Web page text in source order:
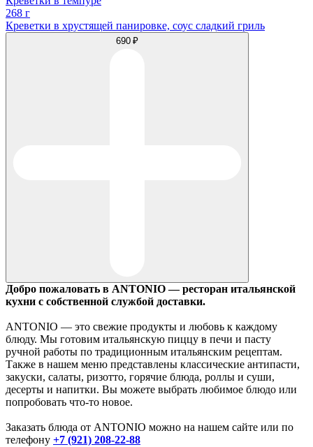
268 г
Креветки в хрустящей панировке, соус сладкий гриль
690 ₽
Добро пожаловать в ANTONIO — ресторан итальянской
кухни с собственной службой доставки.
ANTONIO — это свежие продукты и любовь к каждому
блюду. Мы готовим итальянскую пиццу в печи и пасту
ручной работы по традиционным итальянским рецептам.
Также в нашем меню представлены классические антипасти,
закуски, салаты, ризотто, горячие блюда, роллы и суши,
десерты и напитки. Вы можете выбрать любимое блюдо или
попробовать что-то новое.
Заказать блюда от ANTONIO можно на нашем сайте или по
телефону +7 (921) 208-22-88